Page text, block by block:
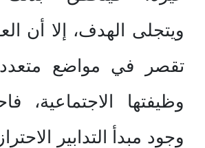
ويتجلى الهدف، إلا أن
تقصر في مواضع
وظيفتها الاجتماعية،
وجود مبدأ التدابير